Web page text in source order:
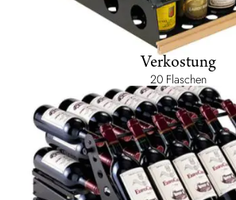
Verkostung
20 Flaschen